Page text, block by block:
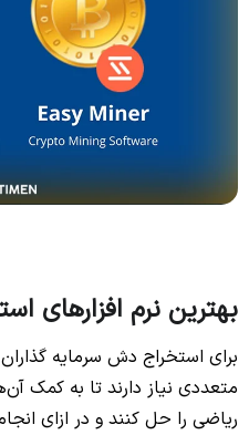
بهترین نرم افزارهای
برای استخراج دش سرمایه گذاران
متعددی نیاز دارند تا به کمک
ریاضی را حل کنند و در ازای